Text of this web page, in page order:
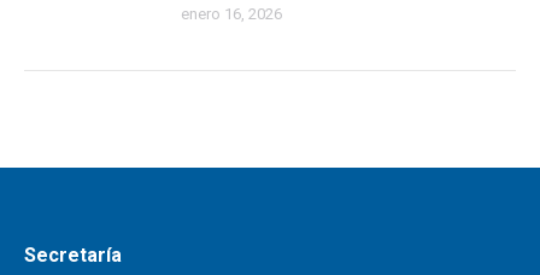
enero 16, 2026
Secretaría